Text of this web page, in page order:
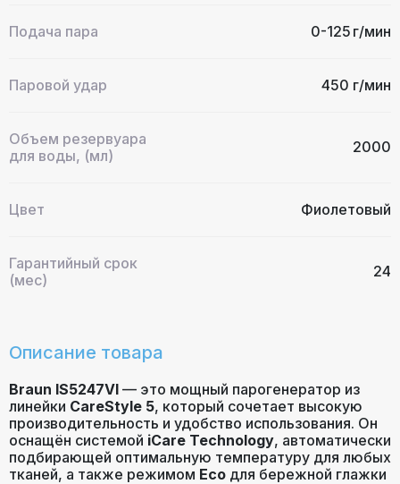
Подача пара 0-125 г/мин
Паровой удар 450 г/мин
Объем резервуара
для воды, (мл)
2000
Цвет Фиолетовый
Гарантийный срок
(мес)
24
Описание товара
Braun IS5247VI — это мощный парогенератор из
линейки CareStyle 5, который сочетает высокую
производительность и удобство использования. Он
оснащён системой iCare Technology, автоматически
подбирающей оптимальную температуру для любых
тканей, а также режимом Eco для бережной глажки